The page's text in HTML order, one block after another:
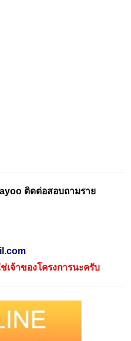
ติดต่อสอบถามราย
เจ้าของโครงการนะครับ